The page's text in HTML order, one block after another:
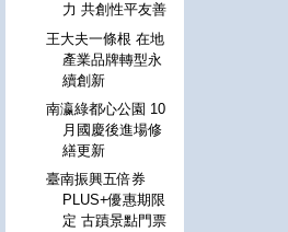
力 共創性平友善
王大夫一條根 在地
產業品牌轉型永
續創新
南瀛綠都心公園 10
月國慶後進場修
繕更新
臺南振興五倍券
PLUS+優惠期限
定 古蹟景點門票